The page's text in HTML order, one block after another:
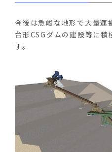
今後は急峻な地形で大量運
台形CSGダムの建設等に
す。